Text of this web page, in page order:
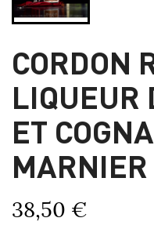
CORDON
LIQUEUR
ET
MARNIER
38,50 €